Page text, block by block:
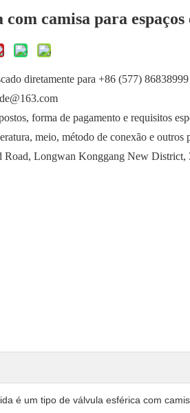
camisa para espaços
diretamente para +86 (577)
forma de pagamento e requisitos
meio, método de conexão e outros
Road, Longwan Konggang New District,
é um tipo de válvula esférica com